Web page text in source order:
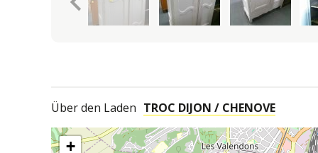
Über den Laden TROC DIJON / CHENOVE
+